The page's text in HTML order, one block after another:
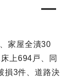
家屋全潰30
上694戸、同
損3件、道路決